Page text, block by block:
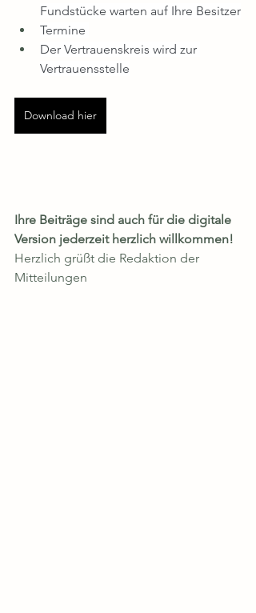
Fundstücke warten auf Ihre Besitzer
Termine
Der Vertrauenskreis wird zur
Vertrauensstelle
Download hier
Ihre Beiträge sind auch für die digitale
Version jederzeit herzlich willkommen!
Herzlich grüßt die Redaktion der
Mitteilungen